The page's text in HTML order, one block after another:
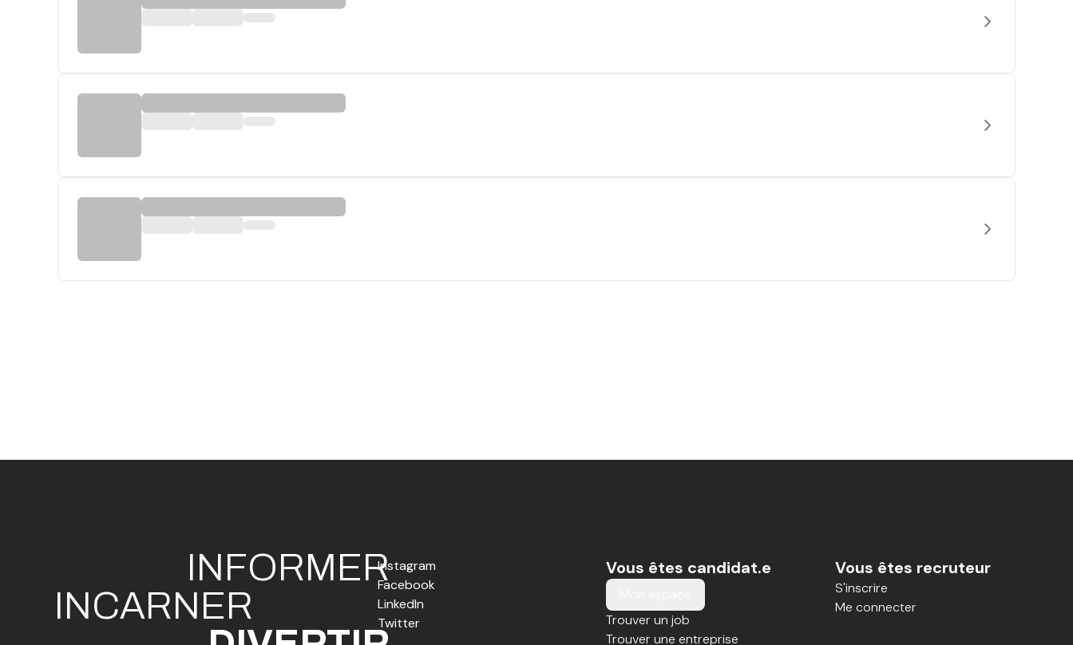
INFORMER
INCARNER
Instagram
Facebook
LinkedIn
Twitter
Vous êtes candidat.e
Trouver un job
Trouver une entreprise
Vous êtes recruteur
S'inscrire
Me connecter